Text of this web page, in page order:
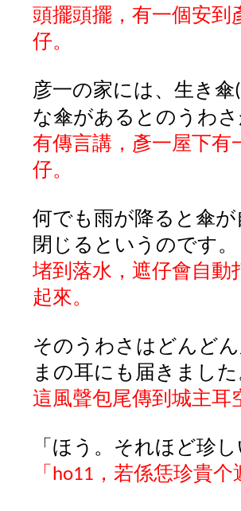
頭擺頭擺，有一個安到
仔。
彦一の家には、生き傘(
な傘があるとのうわ
有傳言講，彥一屋下有
仔。
何でも雨が降ると傘
閉じるというのです。
堵到落水，遮仔會自動
起來。
そのうわさはどんどん
まの耳にも 届 きました
這風聲包尾傳到城主耳
「ほう。それほど珍
「 ho11 ，若係恁珍貴